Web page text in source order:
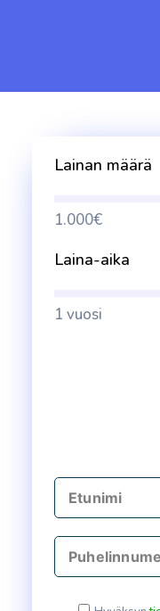
Lainan määrä
1.000€
Laina-aika
1 vuosi